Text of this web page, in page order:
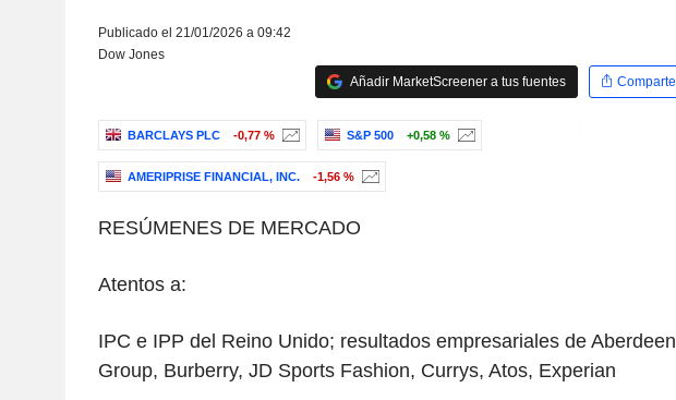
Publicado el 21/01/2026 a 09:42
Dow Jones
Añadir MarketScreener a tus fuentes
Comparte
BARCLAYS PLC -0,77 % S&P 500 +0,58 %
AMERIPRISE FINANCIAL, INC. -1,56 %
RESÚMENES DE MERCADO
Atentos a:
IPC e IPP del Reino Unido; resultados empresariales de Aberdeen
Group, Burberry, JD Sports Fashion, Currys, Atos, Experian